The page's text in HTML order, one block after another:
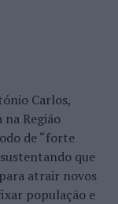
Carlos,
Região
de “forte
que
atrair novos
população e